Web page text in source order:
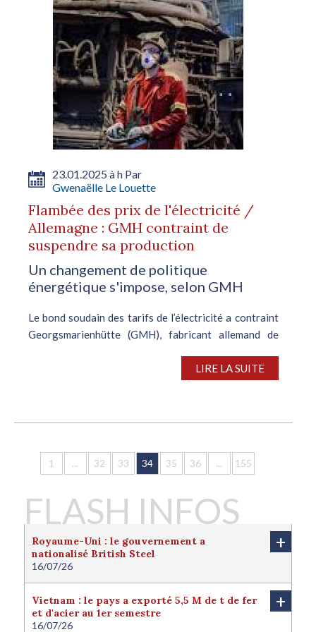
23.01.2025 à h Par
Gwenaëlle Le Louette
Flambée des prix de l'électricité /
Allemagne : GMH contraint de
suspendre sa production
Un changement de politique
énergétique s'impose, selon GMH
Le bond soudain des tarifs de l’électricité a contraint
Georgsmarienhütte (GMH), fabricant allemand de
lundi 20 janvier. Anne-Marie Grossmann, la directrice
LIRE LA SUITE
1 ... 32 33 34 35 36 ... 155
FLASH INFOS
Royaume-Uni : le gouvernement a
nationalisé British Steel
16/07/26
+
Le Royaume-Uni a nationalisé British Steel afin de
protéger l'avenir de la filière sidérurgique locale.
Londres juge cette nationalisation nécessaire pour
protéger l'intérêt national du pays. Le
gouvernement a ainsi finalisé la reprise d’une
Vietnam : le pays a exporté 5,5 M de t de fer
et d'acier au 1er semestre
16/07/26
+